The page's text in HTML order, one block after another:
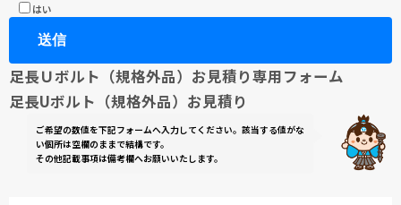
はい
足長Ｕボルト（規格外品）お見積り専用フォーム
足長Uボルト（規格外品）お見積り
ご希望の数値を下記フォームへ入力してください。該当する値がな
い個所は空欄のままで結構です。
その他記載事項は備考欄へお願いいたします。